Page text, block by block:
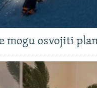
mogu osvojiti